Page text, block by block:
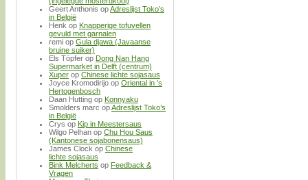
Geert Anthonis opAdreslijst Toko’s
in België
Henk op Knapperige tofuvellen
gevuld met garnalen
remi op Gula djawa (Javaanse
bruine suiker)
Els Töpfer op Dong Nan Hang
Supermarket in Delft (centrum)
Xuper op Chinese lichte sojasaus
Joyce Kromodirijo op Oriental in ’s
Hertogenbosch
Daan Hutting op Konnyaku
Smolders marc opAdreslijst Toko’s
in België
Crys op Kip in Meestersaus
Wilgo Pelhan op Chu Hou Saus
(Kantonese sojabonensaus)
James Clock op Chinese
lichte sojasaus
Bink Melcherts op Feedback &
Vragen